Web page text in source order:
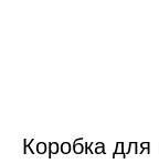
Коробка